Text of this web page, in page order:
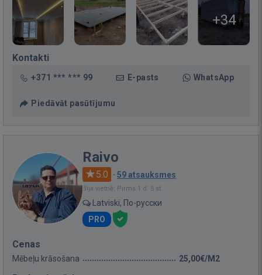
+34
Kontakti
+371 *** *** 99 E-pasts WhatsApp
Piedāvāt pasūtījumu
Raivo
5.0 · 59 atsauksmes
Bija vietnē: Pirms 1 d. 5 st.
Latviski, По-русски
PRO
Cenas
Mēbeļu krāsošana 25,00€/M2